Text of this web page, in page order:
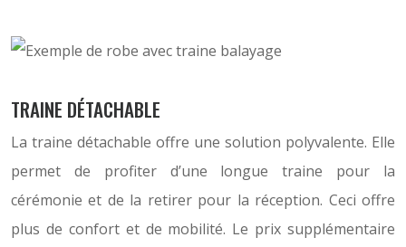
TRAINE DÉTACHABLE
La traine détachable offre une solution polyvalente. Elle
permet de profiter d’une longue traine pour la
cérémonie et de la retirer pour la réception. Ceci offre
plus de confort et de mobilité. Le prix supplémentaire